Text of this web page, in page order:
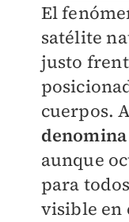
El
satélite
justo
cuerpos.
aunque
para
visible en